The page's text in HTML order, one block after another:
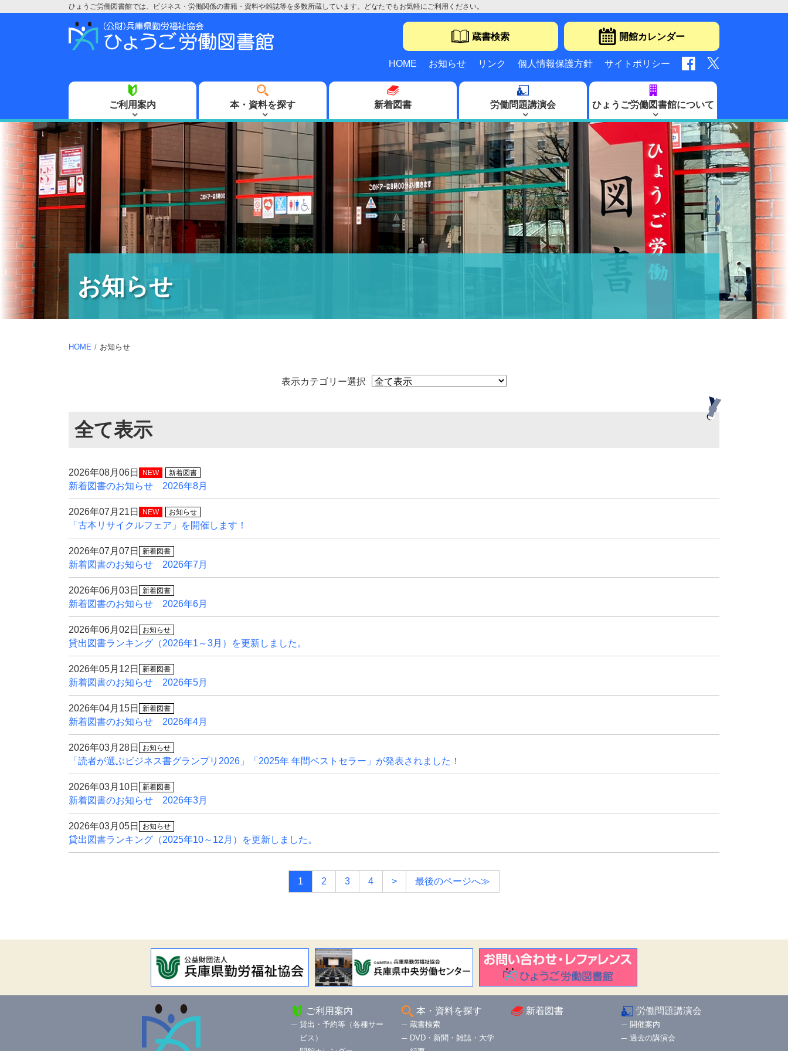
ひょうご労働図書館では、ビジネス・労働関係の書籍・資料や雑誌等を多数所蔵しています。どなたでもお気軽にご利用ください。
蔵書検索 開館カレンダー
HOME お知らせ リンク 個人情報保護方針 サイトポリシー
ご利用案内 本・資料を探す 新着図書 労働問題講演会 ひょうご労働図書館について
お知らせ
HOME お知らせ
表示カテゴリー選択
全て表示
2026年08月06日 NEW 新着図書
新着図書のお知らせ 2026年8月
2026年07月21日 NEW お知らせ
「古本リサイクルフェア」を開催します！
2026年07月07日 新着図書
新着図書のお知らせ 2026年7月
2026年06月03日 新着図書
新着図書のお知らせ 2026年6月
2026年06月02日 お知らせ
貸出図書ランキング（2026年1～3月）を更新しました。
2026年05月12日 新着図書
新着図書のお知らせ 2026年5月
2026年04月15日 新着図書
新着図書のお知らせ 2026年4月
2026年03月28日 お知らせ
「読者が選ぶビジネス書グランプリ2026」「2025年 年間ベストセラー」が発表されました！
2026年03月10日 新着図書
新着図書のお知らせ 2026年3月
2026年03月05日 お知らせ
貸出図書ランキング（2025年10～12月）を更新しました。
1 2 3 4 > 最後のページへ≫
ご利用案内
貸出・予約等（各種サー
ビス）
本・資料を探す
蔵書検索
DVD・新聞・雑誌・大学
新着図書 労働問題講演会
開催案内
過去の講演会